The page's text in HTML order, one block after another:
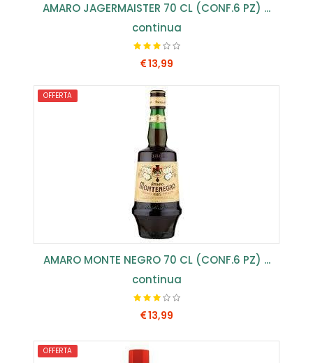
AMARO JAGERMAISTER 70 CL (CONF.6 PZ) ...
continua
13,99
COMPRA SUBITO
OFFERTA
AMARO MONTE NEGRO 70 CL (CONF.6 PZ) ...
continua
13,99
COMPRA SUBITO
OFFERTA